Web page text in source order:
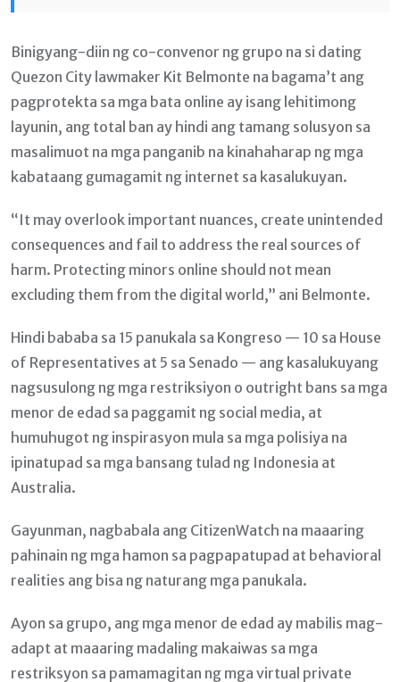
Binigyang-diin ng co-convenor ng grupo na si dating
Quezon City lawmaker Kit Belmonte na bagama’t ang
pagprotekta sa mga bata online ay isang lehitimong
layunin, ang total ban ay hindi ang tamang solusyon sa
masalimuot na mga panganib na kinahaharap ng mga
kabataang gumagamit ng internet sa kasalukuyan.
“It may overlook important nuances, create unintended
consequences and fail to address the real sources of
harm. Protecting minors online should not mean
excluding them from the digital world,” ani Belmonte.
Hindi bababa sa 15 panukala sa Kongreso — 10 sa House
of Representatives at 5 sa Senado — ang kasalukuyang
nagsusulong ng mga restriksiyon o outright bans sa mga
menor de edad sa paggamit ng social media, at
humuhugot ng inspirasyon mula sa mga polisiya na
ipinatupad sa mga bansang tulad ng Indonesia at
Australia.
Gayunman, nagbabala ang CitizenWatch na maaaring
pahinain ng mga hamon sa pagpapatupad at behavioral
realities ang bisa ng naturang mga panukala.
Ayon sa grupo, ang mga menor de edad ay mabilis mag-
adapt at maaaring madaling makaiwas sa mga
restriksyon sa pamamagitan ng mga virtual private